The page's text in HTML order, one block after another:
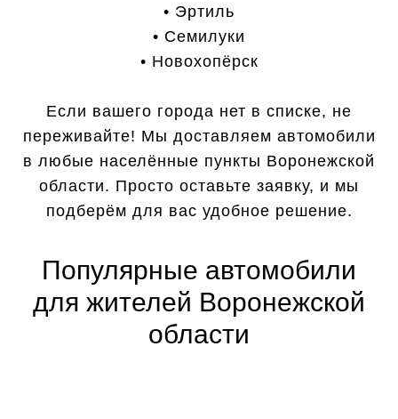
• Эртиль
• Семилуки
• Новохопёрск
Если вашего города нет в списке, не
переживайте! Мы доставляем автомобили
в любые населённые пункты Воронежской
области. Просто оставьте заявку, и мы
подберём для вас удобное решение.
Популярные автомобили
для жителей Воронежской
области